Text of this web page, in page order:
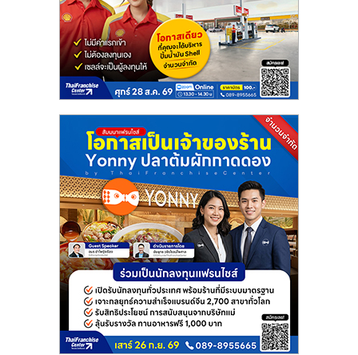
ปรึกษา
การ
ลงทุน
และ
ขยาย